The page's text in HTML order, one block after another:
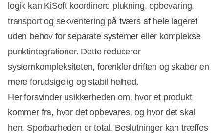
logik kan KiSoft koordinere plukning, opbevaring,
transport og sekventering på tværs af hele lageret
uden behov for separate systemer eller komplekse
punktintegrationer. Dette reducerer
systemkompleksiteten, forenkler driften og skaber en
mere forudsigelig og stabil helhed.
Her forsvinder usikkerheden om, hvor et produkt
kommer fra, hvor det opbevares, og hvor det skal
hen. Sporbarheden er total. Beslutninger kan træffes